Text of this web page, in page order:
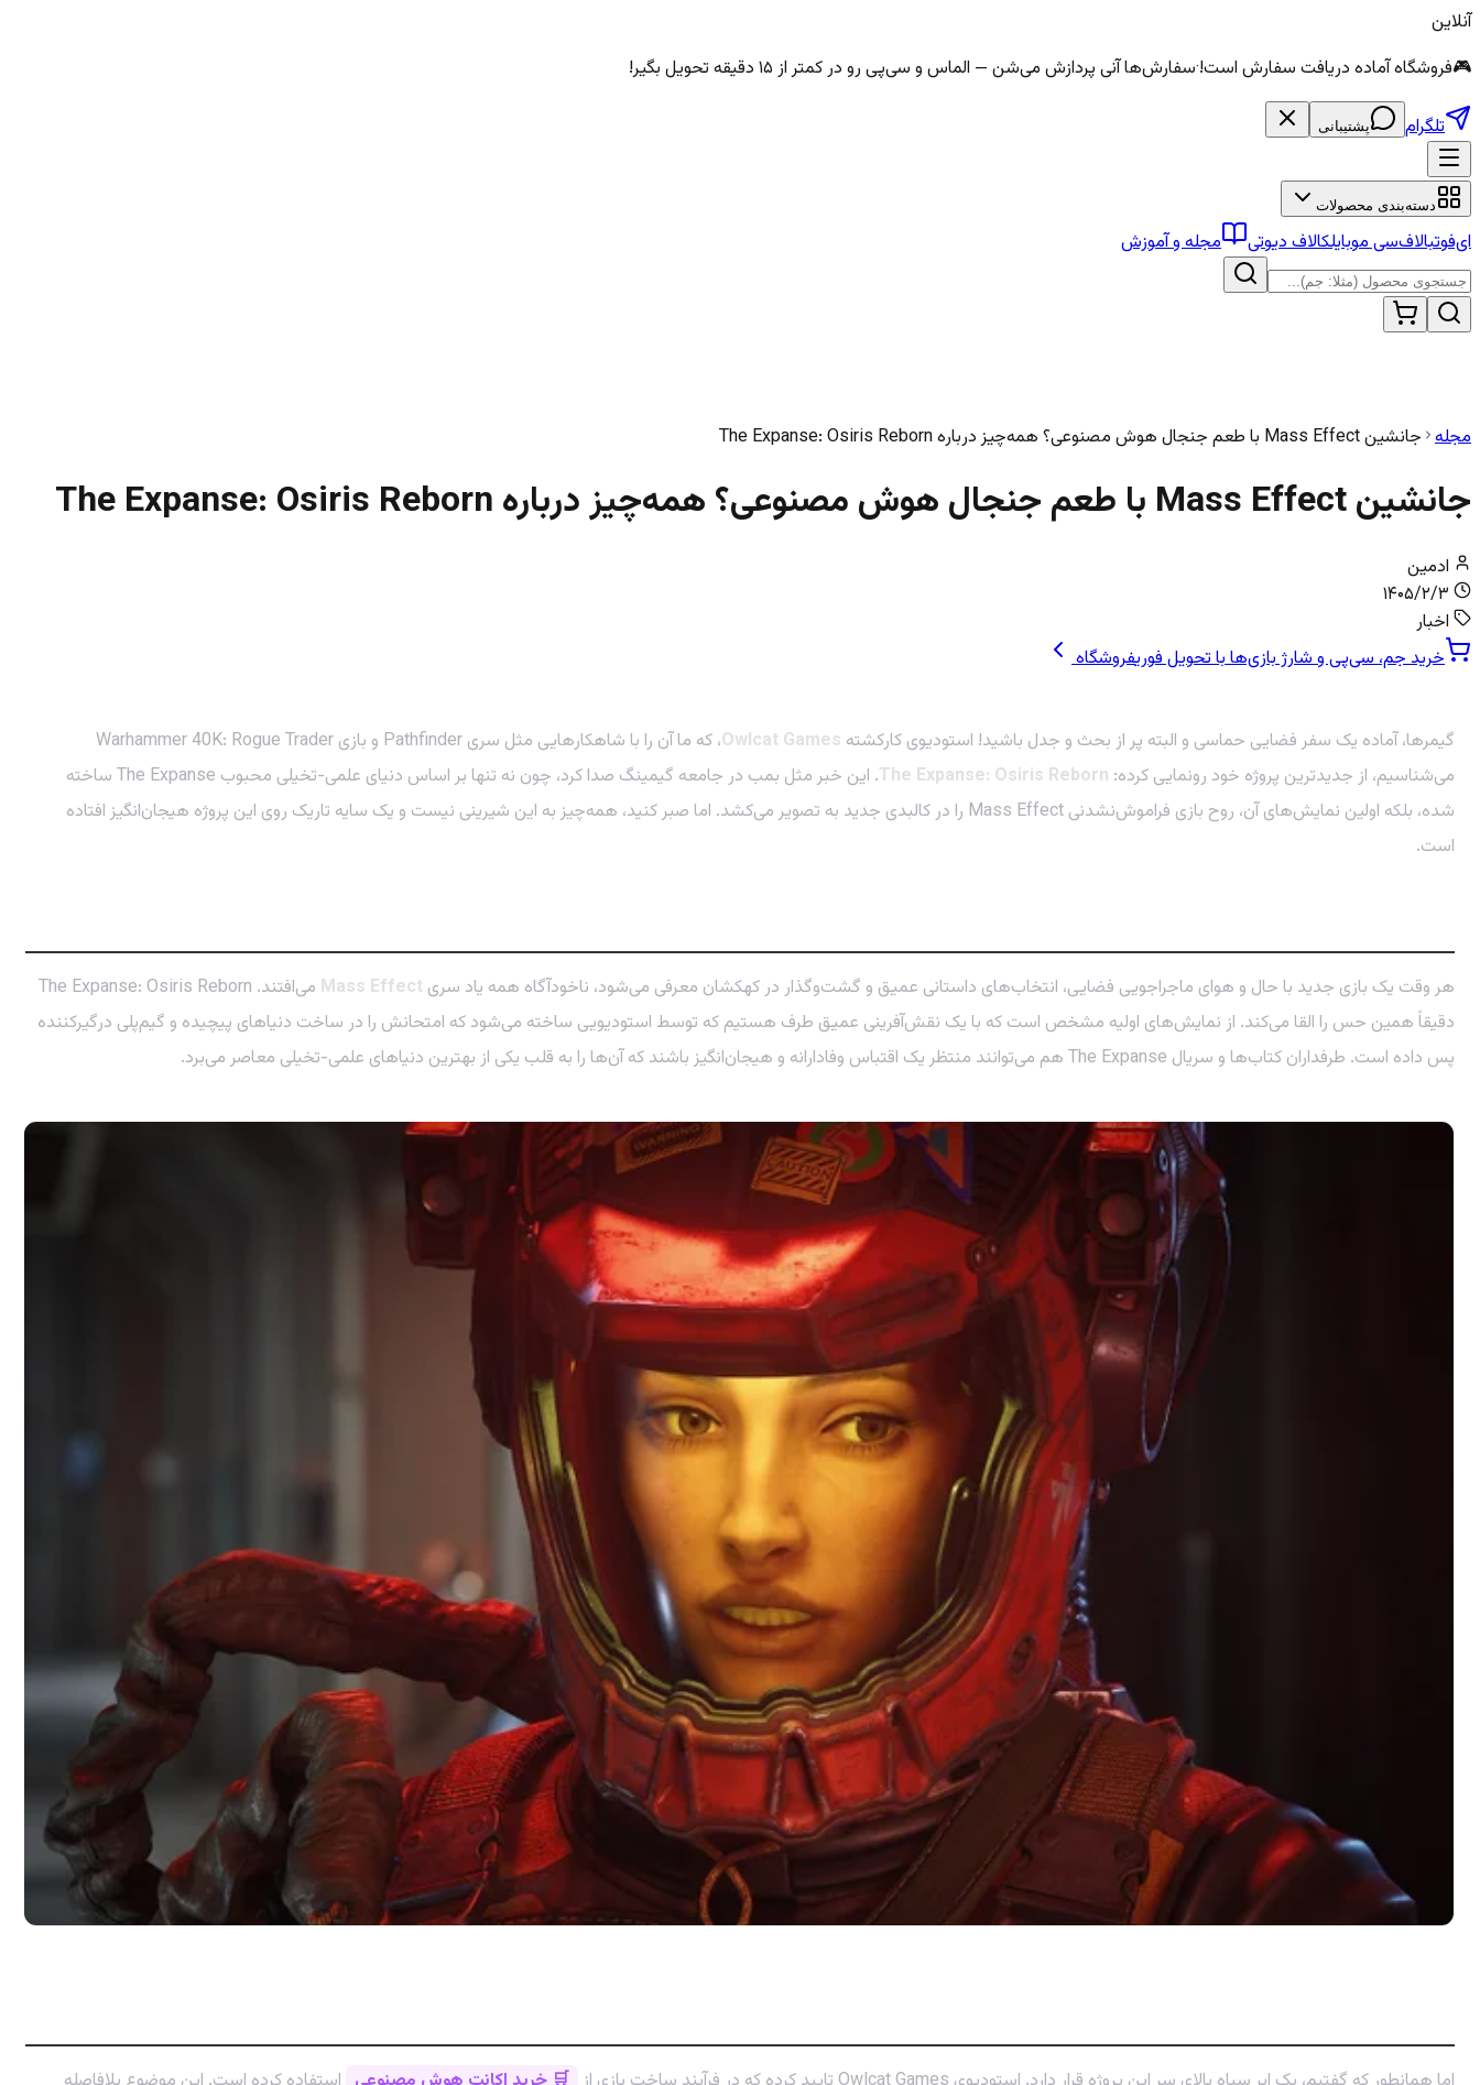
آنلاین
🎮فروشگاه آماده دریافت سفارش است!·سفارش‌ها آنی پردازش می‌شن — الماس و سی‌پی رو در کمتر از ۱۵ دقیقه تحویل بگیر!
تلگرام پشتیبانی
دسته‌بندی محصولات
ای‌فوتبالاف‌سی موبایلکالاف دیوتی مجله و آموزش
مجله جانشین Mass Effect با طعم جنجال هوش مصنوعی؟ همه‌چیز درباره The Expanse: Osiris Reborn
جانشین Mass Effect با طعم جنجال هوش مصنوعی؟ همه‌چیز درباره The Expanse: Osiris Reborn
ادمین
۱۴۰۵/۲/۳
اخبار
خرید جم، سی‌پی و شارژ بازی‌ها با تحویل فوریفروشگاه
گیمرها، آماده یک سفر فضایی حماسی و البته پر از بحث و جدل باشید! استودیوی کارکشته Owlcat Games
، که ما آن را با شاهکارهایی مثل سری Pathfinder و بازی Warhammer 40K: Rogue Trader
می‌شناسیم، از جدیدترین پروژه خود رونمایی کرده: The Expanse: Osiris Reborn
. این خبر مثل بمب در جامعه گیمینگ صدا کرد، چون نه تنها بر اساس دنیای علمی-تخیلی محبوب The Expanse ساخته
شده، بلکه اولین نمایش‌های آن، روح بازی فراموش‌نشدنی Mass Effect را در کالبدی جدید به تصویر می‌کشد. اما صبر کنید، همه‌چیز به این شیرینی نیست و یک سایه تاریک روی این پروژه هیجان‌انگیز افتاده
است.
هر وقت یک بازی جدید با حال و هوای ماجراجویی فضایی، انتخاب‌های داستانی عمیق و گشت‌وگذار در کهکشان معرفی می‌شود، ناخودآگاه همه یاد سری Mass Effect
می‌افتند. The Expanse: Osiris Reborn
دقیقاً همین حس را القا می‌کند. از نمایش‌های اولیه مشخص است که با یک نقش‌آفرینی عمیق طرف هستیم که توسط استودیویی ساخته می‌شود که امتحانش را در ساخت دنیاهای پیچیده و گیم‌پلی درگیرکننده
پس داده است. طرفداران کتاب‌ها و سریال The Expanse هم می‌توانند منتظر یک اقتباس وفادارانه و هیجان‌انگیز باشند که آن‌ها را به قلب یکی از بهترین دنیاهای علمی-تخیلی معاصر می‌برد.